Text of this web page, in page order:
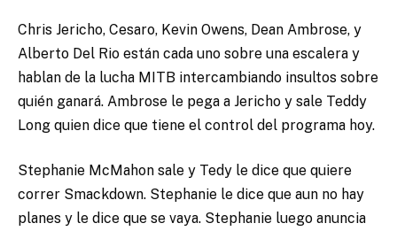
Chris Jericho, Cesaro, Kevin Owens, Dean Ambrose, y
Alberto Del Rio están cada uno sobre una escalera y
hablan de la lucha MITB intercambiando insultos sobre
quién ganará. Ambrose le pega a Jericho y sale Teddy
Long quien dice que tiene el control del programa hoy.
Stephanie McMahon sale y Tedy le dice que quiere
correr Smackdown. Stephanie le dice que aun no hay
planes y le dice que se vaya. Stephanie luego anuncia